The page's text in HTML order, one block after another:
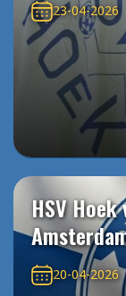
23-04-2026
HSV
20-04-2026